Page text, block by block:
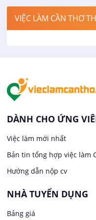
Điện / Điện tử / Điện
Hàng hải / Hàng không
In ấn / Xuất bản
Kế toán
Lái xe
Lao Động Phổ Thông
Lễ tân
Việc làm tại Cái Khế
Việc làm tại An Bình
Việc làm tại Long Tuyền
Việc làm tại Hưng Phú
Việc làm tại Phước Thới
Việc làm tại Thới Long
VIỆC LÀM CẦN THƠ
DÀNH CHO ỨNG
Việc làm mới nhất
Bản tin tổng hợp việc làm
Hướng dẫn nộp cv
NHÀ TUYỂN DỤNG
Bảng giá